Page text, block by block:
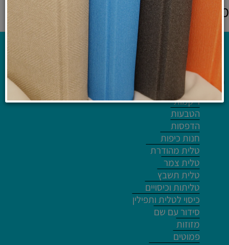
מוצרים אחרונים שנצפו
קטלוג
ריקמות
הטבעות
הדפסות
חנות כיפות
טלית מהודרת
טלית צמר
טלית תשבץ
טליתות וכיסויים
כיסוי לטלית ותפילין
סידור עם שם
מזוזות
פמוטים
לחץ פעמיים לעריכת הטקסט
לחץ פעמיים לעריכת הטקסט